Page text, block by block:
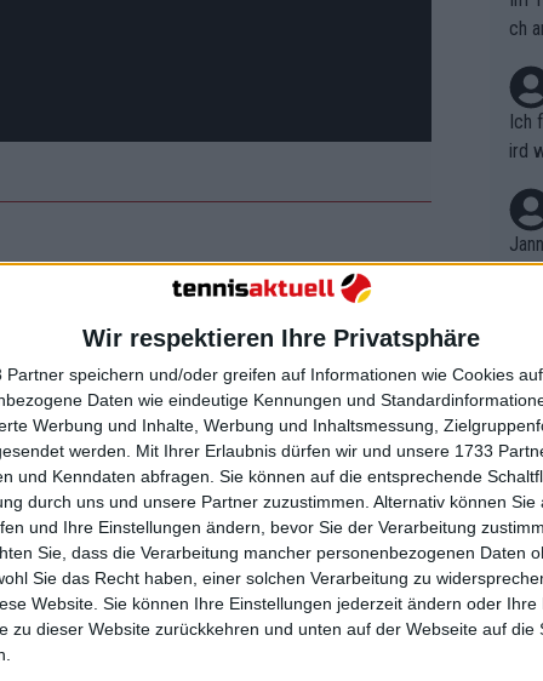
Wir respektieren Ihre Privatsphäre
Partner speichern und/oder greifen auf Informationen wie Cookies
Daten wie eindeutige Kennungen und
Werbung und Inhalte, Werbung und Inhaltsmessung,
werden. Mit Ihrer Erlaubnis dürfen wir und unsere 1733
und Kenndaten abfragen. Sie können auf die entsprechende
durch uns und unsere Partner zuzustimmen. Alternativ können Sie
und Ihre Einstellungen ändern, bevor Sie der Verarbeitung
Sie, dass die Verarbeitung mancher personenbezogenen Daten
Sie das Recht haben, einer solchen Verarbeitung zu
Website. Sie können Ihre Einstellungen jederzeit ändern oder Ihre
zu dieser Website zurückkehren und unten auf der Webseite auf die
MALLORCA
im Pool
Laver Cup in Folge. Der 21-Jährige
beeindruckendes Debüt, als er drei
darunter sein Eröffnungseinzel
Felix Auger-Aliassime und
Tagen.
die große Bühne", sagte Team-
Laver Cup-Titel in Folge anstrebt.
ch
Ich
ird
r in
em
t,
B.
on
uss
mal
des
n
nt.
kel